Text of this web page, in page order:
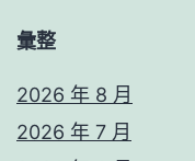
彙整
2026 年 8 月
2026 年 7 月